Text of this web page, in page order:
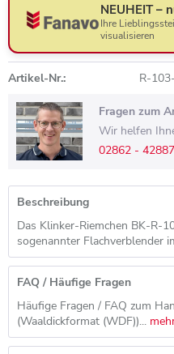
NEUHEIT –
Ihre
visualisieren
Artikel-Nr.: R-
Fragen zum
Wir helfen
02862 -
Beschreibung
Das Klinker-Riemchen BK-R-
sogenannter Flachverblender
FAQ / Häufige Fragen
Häufige Fragen / FAQ zum
(Waaldickformat (WDF))...